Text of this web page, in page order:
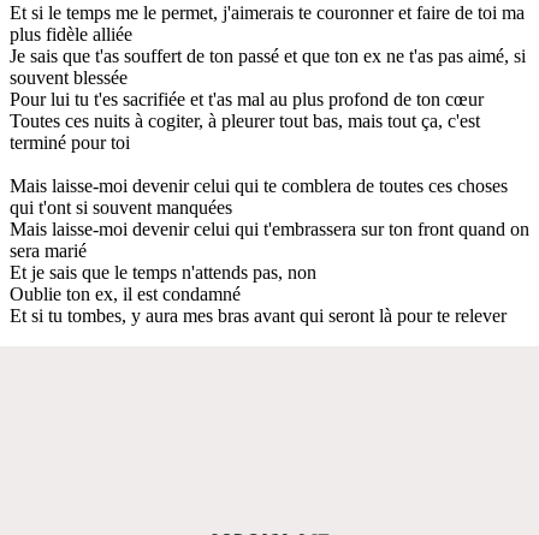
Et si le temps me le permet, j'aimerais te couronner et faire de toi ma
plus fidèle alliée
Je sais que t'as souffert de ton passé et que ton ex ne t'as pas aimé, si
souvent blessée
Pour lui tu t'es sacrifiée et t'as mal au plus profond de ton cœur
Toutes ces nuits à cogiter, à pleurer tout bas, mais tout ça, c'est
terminé pour toi
Mais laisse-moi devenir celui qui te comblera de toutes ces choses
qui t'ont si souvent manquées
Mais laisse-moi devenir celui qui t'embrassera sur ton front quand on
sera marié
Et je sais que le temps n'attends pas, non
Oublie ton ex, il est condamné
Et si tu tombes, y aura mes bras avant qui seront là pour te relever